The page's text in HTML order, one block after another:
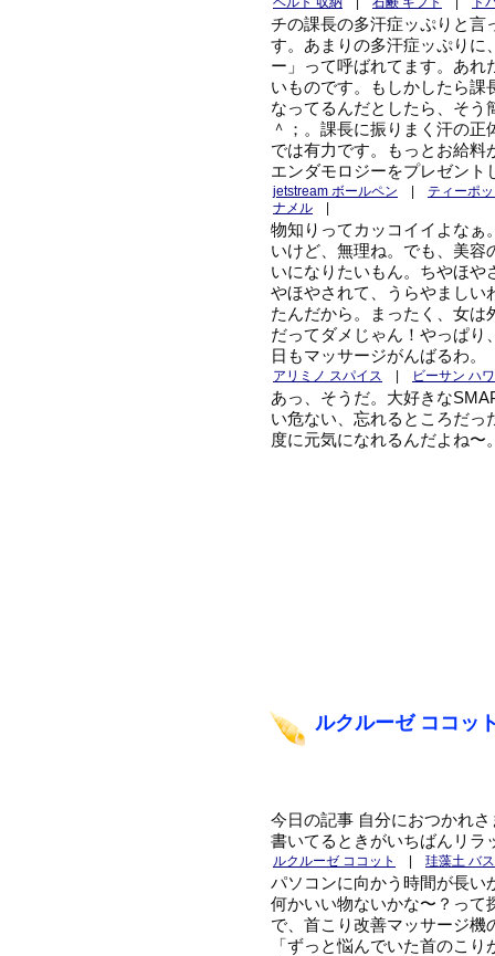
チの課長の多汗症ッぷりと言
す。あまりの多汗症ッぷりに
ー」って呼ばれてます。あれ
いものです。もしかしたら課
なってるんだとしたら、そう
＾；。課長に振りまく汗の
では有力です。もっとお給料
エンダモロジーをプレゼント
jetstream ボールペン
ティーポ
ナメル
物知りってカッコイイよなぁ
いけど、無理ね。でも、美容
いになりたいもん。ちやほや
やほやされて、うらやましい
たんだから。まったく、女は
だってダメじゃん！やっぱり
日もマッサージがんばるわ。
アリミノ スパイス ビーサン ハ
あっ、そうだ。大好きな
い危ない、忘れるところだっ
度に元気になれるんだよね〜
ルクルーゼ ココッ
今日の記事 自分におつかれ
書いてるときがいちばんリラ
ルクルーゼ ココット 珪藻土 バ
パソコンに向かう時間が長い
何かいい物ないかな〜？って
で、首こり改善マッサージ機
「ずっと悩んでいた首のこ